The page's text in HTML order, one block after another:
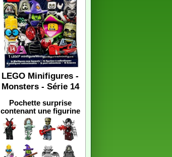
LEGO Minifigures -
Monsters - Série 14
Pochette surprise
contenant une figurine